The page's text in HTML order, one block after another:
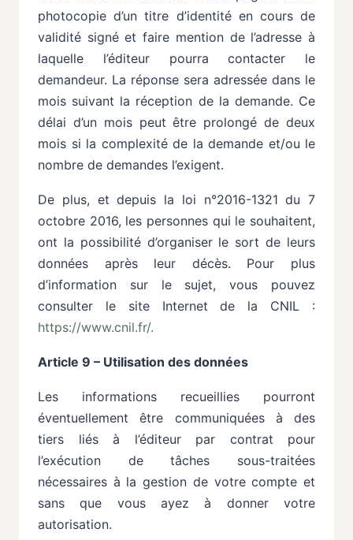
photocopie d’un titre d’identité en cours de
validité signé et faire mention de l’adresse à
laquelle l’éditeur pourra contacter le
demandeur. La réponse sera adressée dans le
mois suivant la réception de la demande. Ce
délai d’un mois peut être prolongé de deux
mois si la complexité de la demande et/ou le
nombre de demandes l’exigent.
De plus, et depuis la loi n°2016-1321 du 7
octobre 2016, les personnes qui le souhaitent,
ont la possibilité d’organiser le sort de leurs
données après leur décès. Pour plus
d’information sur le sujet, vous pouvez
consulter le site Internet de la CNIL :
https://www.cnil.fr/.
Article 9 – Utilisation des données
Les informations recueillies
pourront
éventuellement
être communiquées à
des
tiers
liés à l’éditeur par contrat
pour
l’exécution
de tâches
sous-traitées
nécessaires à la gestion de votre compte et
sans que
vous ayez à donner
votre
autorisation.